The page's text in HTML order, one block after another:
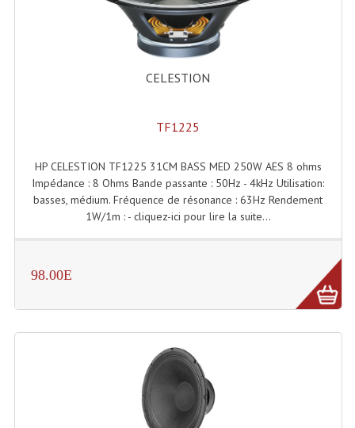
Machines À Fumée Lourde
Machines À Mousse, Neige, Liquides
Liquide À Brouillard
Liquides À Fumée
Notre Stock B
Matériel Karaoké
Disque DVD
CELESTION
TF1225
HP CELESTION TF1225 31CM BASS MED 250W AES 8 ohms
Impédance : 8 Ohms Bande passante : 50Hz - 4kHz Utilisation:
basses, médium. Fréquence de résonance : 63Hz Rendement
1W/1m : - cliquez-ici pour lire la suite...
98.00E